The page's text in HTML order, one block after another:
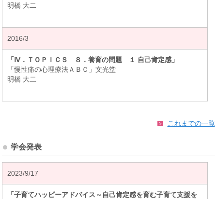
明橋 大二
2016/3
「Ⅳ．ＴＯＰＩＣＳ ８．養育の問題 １ 自己肯定感」
「慢性痛の心理療法ＡＢＣ」文光堂
明橋 大二
これまでの一覧
学会発表
2023/9/17
「子育てハッピーアドバイス～自己肯定感を育む子育て支援を